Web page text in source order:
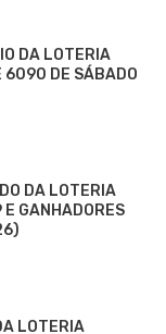
DA LOTERIA
6090 DE SÁBADO
DA LOTERIA
GANHADORES
LOTERIA